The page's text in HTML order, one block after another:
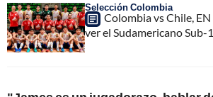
Selección Colombia
Colombia vs Chile,
ver el Sudamericano Sub-